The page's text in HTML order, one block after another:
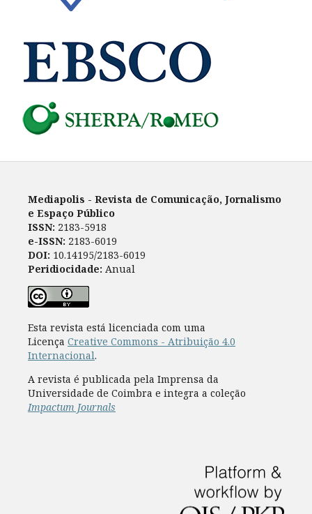
Mediapolis - Revista de Comunicação, Jornalismo
e Espaço Público
ISSN: 2183-5918
e-ISSN: 2183-6019
DOI: 10.14195/2183-6019
Peridiocidade: Anual
Esta revista está licenciada com uma
Licença Creative Commons - Atribuição 4.0
Internacional.
A revista é publicada pela Imprensa da
Universidade de Coimbra e integra a coleção
Impactum Journals